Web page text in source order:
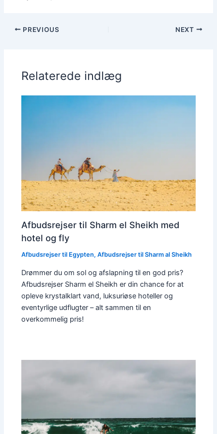
PREVIOUS NEXT
Relaterede indlæg
Afbudsrejser til Sharm el Sheikh med
hotel og fly
Afbudsrejser til Egypten,Afbudsrejser til Sharm al Sheikh
Drømmer du om sol og afslapning til en god pris?
Afbudsrejser Sharm el Sheikh er din chance for at
opleve krystalklart vand, luksuriøse hoteller og
eventyrlige udflugter – alt sammen til en
overkommelig pris!